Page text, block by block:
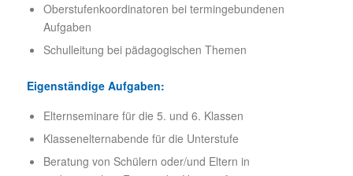
Oberstufenkoordinatoren bei termingebundenen
Aufgaben
Schulleitung bei pädagogischen Themen
Eigenständige Aufgaben:
Elternseminare für die 5. und 6. Klassen
Klassenelternabende für die Unterstufe
Beratung von Schülern oder/und Eltern in